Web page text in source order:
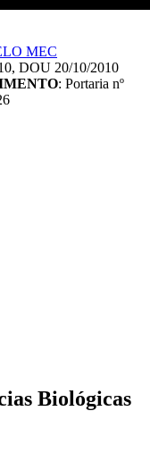
MEC
DOU 20/10/2010
: Portaria nº
Biológicas